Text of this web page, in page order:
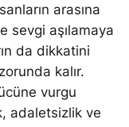
arasına
sevgi aşılamaya
da dikkatini
kalır.
vurgu
adaletsizlik ve